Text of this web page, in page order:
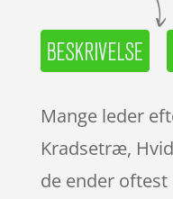
Mange leder
Kradsetræ,
de ender